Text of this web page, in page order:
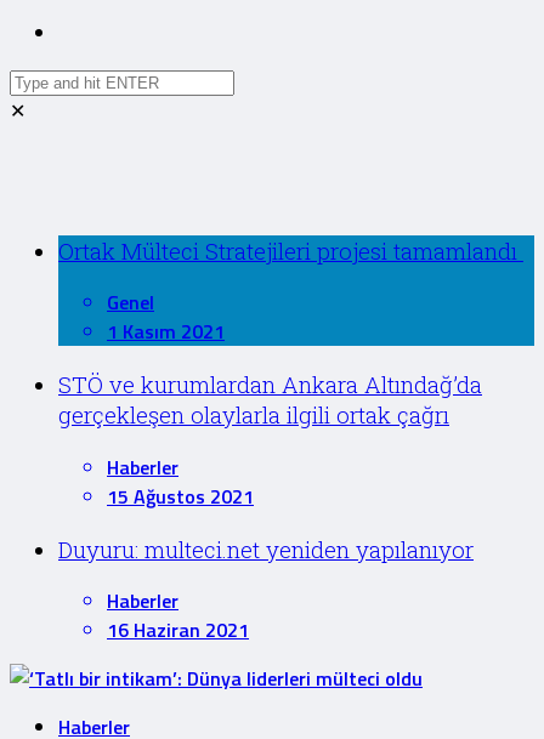
✕
Ortak Mülteci Stratejileri projesi tamamlandı
Genel
1 Kasım 2021
STÖ ve kurumlardan Ankara Altındağ’da
gerçekleşen olaylarla ilgili ortak çağrı
Haberler
15 Ağustos 2021
Duyuru: multeci.net yeniden yapılanıyor
Haberler
16 Haziran 2021
Haberler